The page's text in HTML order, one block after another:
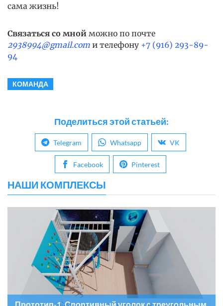
сама жизнь!
Связаться со мной можно по почте
2938994@gmail.com и телефону +7 (916) 293-89-
94
КОМАНДА
Поделиться этой статьей:
Telegram Whatsapp VK
Facebook Pinterest
НАШИ КОМПЛЕКСЫ